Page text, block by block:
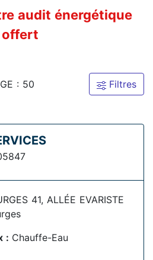
audit énergétique
offert
: 50 Filtres
41, ALLÉE EVARISTE
: Chauffe-Eau